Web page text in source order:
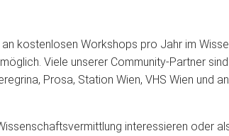
kostenlosen Workshops pro Jahr im
Viele unserer Community-Partner
Prosa, Station Wien, VHS Wien und
interessieren oder